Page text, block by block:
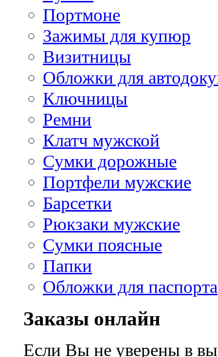
Портмоне
Зажимы для купюр
Визитницы
Обложки для
Ключницы
Ремни
Клатч мужской
Сумки дорожные
Портфели мужские
Барсетки
Рюкзаки мужские
Сумки поясные
Папки
Обложки для паспорта
Заказы онлайн
Если Вы не уверены в